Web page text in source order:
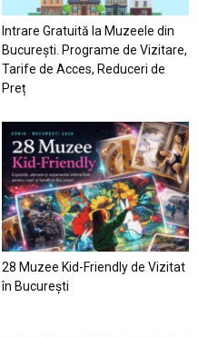
Intrare Gratuită la Muzeele din
București. Programe de Vizitare,
Tarife de Acces, Reduceri de
Preț
28 Muzee Kid-Friendly de Vizitat
în București